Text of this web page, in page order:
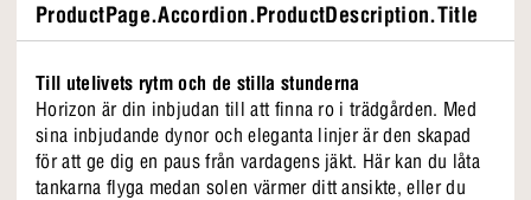
ProductPage.Accordion.ProductDescription.Title
Till utelivets rytm och de stilla stunderna
Horizon är din inbjudan till att finna ro i trädgården. Med
sina inbjudande dynor och eleganta linjer är den skapad
för att ge dig en paus från vardagens jäkt. Här kan du låta
tankarna flyga medan solen värmer ditt ansikte, eller du